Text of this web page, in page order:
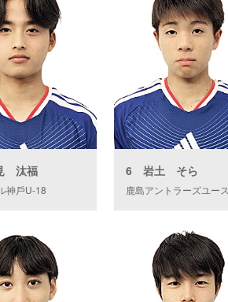
汰福
神⼾U-18
6 岩土 そら
鹿島アントラーズユース